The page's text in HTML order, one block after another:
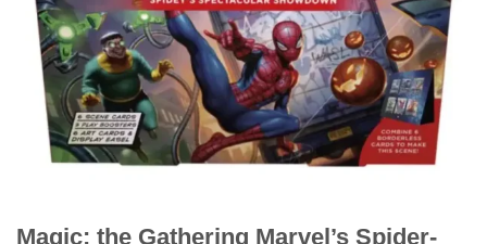
Magic: the Gathering Marvel’s Spider-